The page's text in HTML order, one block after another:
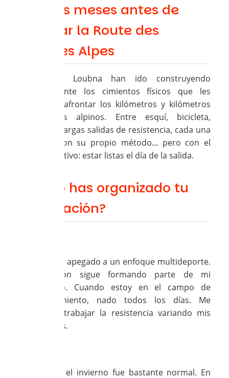
Muchos meses antes de
afrontar la Route des
Grandes Alpes
Nathalie y Loubna han ido construyendo
pacientemente los cimientos físicos que les
permitirán afrontar los kilómetros y kilómetros
de puertos alpinos. Entre esquí, bicicleta,
natación y largas salidas de resistencia, cada una
progresa con su propio método... pero con el
mismo objetivo: estar listas el día de la salida.
¿Cómo has organizado tu
preparación?
Sigo muy apegado a un enfoque multideporte.
El triatlón sigue formando parte de mi
equilibrio. Cuando estoy en el campo de
entrenamiento, nado todos los días. Me
permite trabajar la resistencia variando mis
esfuerzos.
Para mí, el invierno fue bastante normal. En